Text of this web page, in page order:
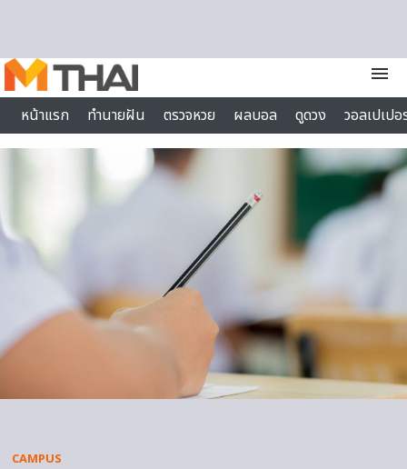
menu
หน้าแรก
ทำนายฝัน ตรวจหวย ผลบอล ดูดวง
วอลเปเป
ไลฟ์สไตล์
CAMPUS